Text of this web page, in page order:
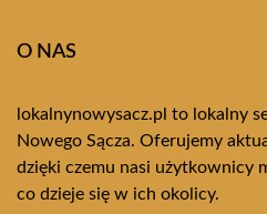
O NAS
lokalnynowysacz.pl to lokalny
Nowego Sącza. Oferujemy
dzięki czemu nasi użytkownicy
co dzieje się w ich okolicy.